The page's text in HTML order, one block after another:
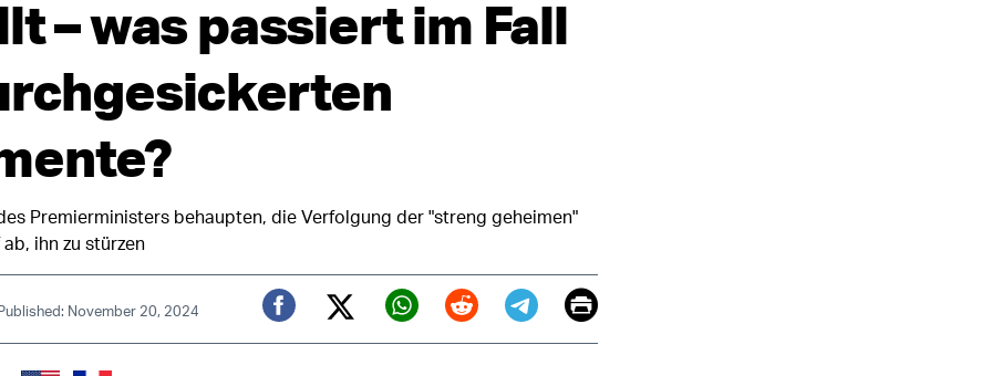
– was passiert im Fall
Premierministers behaupten, die Verfolgung der "streng geheimen"
ihn zu stürzen
November 20, 2024
Facebook
Twitter (X)
Whatsapp
RedditTelegram
EmailPrint